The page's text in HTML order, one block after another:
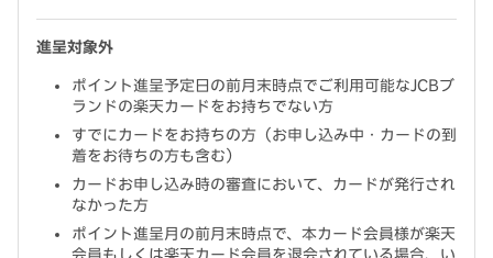
進呈対象外
ポイント進呈予定日の前月末時点でご利用可能なJCBブ
ランドの楽天カードをお持ちでない方
すでにカードをお持ちの方（お申し込み中・カードの到
着をお待ちの方も含む）
カードお申し込み時の審査において、カードが発行され
なかった方
ポイント進呈月の前月末時点で、本カード会員様が楽天